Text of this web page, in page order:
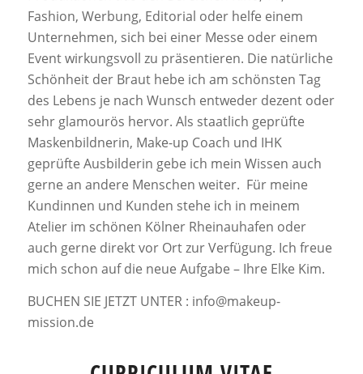
Fashion, Werbung, Editorial oder helfe einem
Unternehmen, sich bei einer Messe oder einem
Event wirkungsvoll zu präsentieren. Die natürliche
Schönheit der Braut hebe ich am schönsten Tag
des Lebens je nach Wunsch entweder dezent oder
sehr glamourös hervor. Als staatlich geprüfte
Maskenbildnerin, Make-up Coach und IHK
geprüfte Ausbilderin gebe ich mein Wissen auch
gerne an andere Menschen weiter. Für meine
Kundinnen und Kunden stehe ich in meinem
Atelier im schönen Kölner Rheinauhafen oder
auch gerne direkt vor Ort zur Verfügung. Ich freue
mich schon auf die neue Aufgabe – Ihre Elke Kim.
BUCHEN SIE JETZT UNTER : info@makeup-
mission.de